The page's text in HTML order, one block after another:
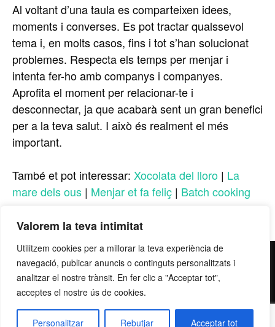
Valorem la teva intimitat
Utilitzem cookies per a millorar la teva experiència de
navegació, publicar anuncis o continguts personalitzats i
analitzar el nostre trànsit. En fer clic a "Acceptar tot",
acceptes el nostre ús de cookies.
Personalitzar Rebutjar Acceptar tot
Al voltant d’una taula es comparteixen idees,
moments i converses. Es pot tractar qualssevol
tema i, en molts casos, fins i tot s’han solucionat
problemes. Respecta els temps per menjar i
intenta fer-ho amb companys i companyes.
Aprofita el moment per relacionar-te i
desconnectar, ja que acabarà sent un gran benefici
per a la teva salut. I això és realment el més
important.
També et pot interessar: Xocolata del lloro | La
mare dels ous | Menjar et fa feliç | Batch cooking
contacte@grupllobet.com| Política de privacitat|Donar-
me de baixa| T. 93 878 80 78 | Ctra. Manresa a Berga km
2,7 | 08272 Sant Fruitós de Bages